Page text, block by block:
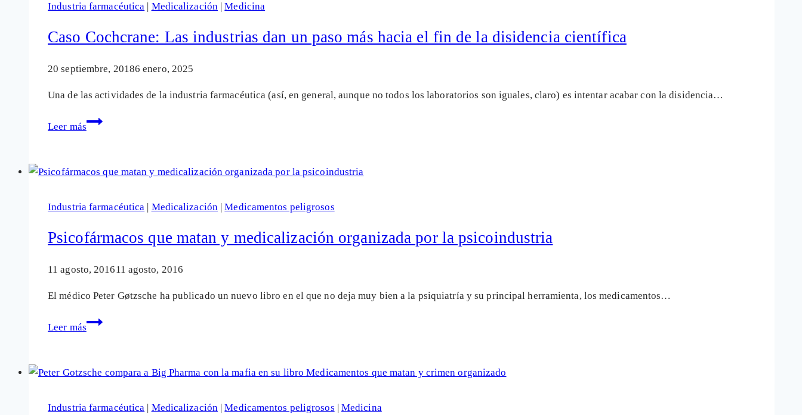
Industria farmacéutica | Medicalización |Medicina
Caso Cochcrane: Las industrias dan un paso más hacia el fin de la disidencia científica
20 septiembre, 20186 enero, 2025
Una de las actividades de la industria farmacéutica (así, en general, aunque no todos los laboratorios son iguales, claro) es intentar acabar con la disidencia…
Leer más
Caso
industrias
un
más
hacia
el
de
disidencia
Industria farmacéutica | Medicalización |Medicamentos peligrosos
Psicofármacos que matan y medicalización organizada por la psicoindustria
11 agosto, 201611 agosto, 2016
El médico Peter Gøtzsche ha publicado un nuevo libro en el que no deja muy bien a la psiquiatría y su principal herramienta, los medicamentos…
Leer más
Psicofármacos
y
organizada
Industria farmacéutica | Medicalización |Medicamentos peligrosos | Medicina